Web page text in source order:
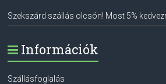
Szekszárd szállás olcsón! Most 5%
Információk
Szállásfoglalás